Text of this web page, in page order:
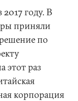
году. В
приняли
по
этот раз
корпорация